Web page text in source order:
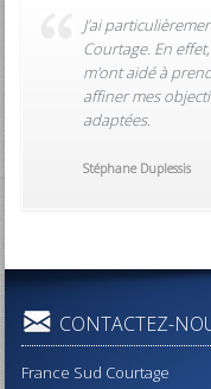
J’ai
Courtage. En
m'ont aidé à
affiner mes
adaptées.
Stéphane Duplessis
CONTACTEZ-
France Sud Courtage